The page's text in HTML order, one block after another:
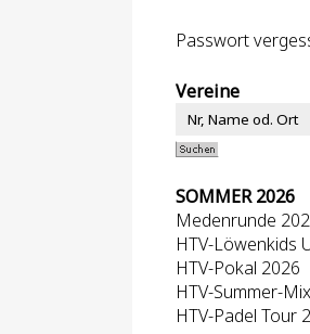
Passwort
Vereine
SOMMER 2026
Medenrunde
HTV-Löwenkids
HTV-Pokal 2026
HTV-Summer-
HTV-Padel Tour